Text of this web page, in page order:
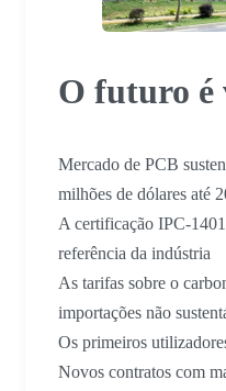
O futuro é
Mercado de PCB
milhões de dólares até
A certificação IPC-
referência da indústria
As tarifas sobre o
importações não
Os primeiros
Novos contratos com